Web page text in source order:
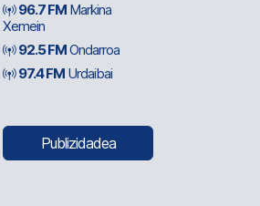
96.7 FM Markina
Xemein
92.5 FMOndarroa
97.4 FM Urdaibai
Publizidadea